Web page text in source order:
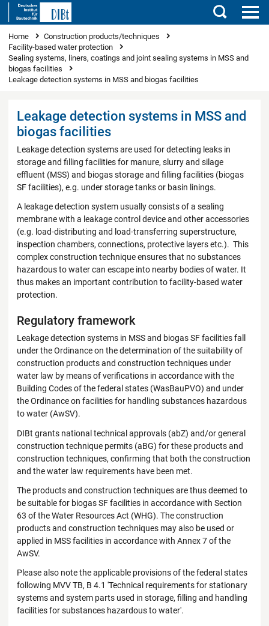
Search
You are here
Home
Construction products/techniques
Facility-based water protection
Sealing systems, liners, coatings and joint sealing systems in MSS and
biogas facilities
Leakage detection systems in MSS and biogas facilities
Leakage detection systems in MSS and
biogas facilities
Leakage detection systems are used for detecting leaks in
storage and filling facilities for manure, slurry and silage
effluent (MSS) and biogas storage and filling facilities (biogas
SF facilities), e.g. under storage tanks or basin linings.
A leakage detection system usually consists of a sealing
membrane with a leakage control device and other accessories
(e.g. load-distributing and load-transferring superstructure,
inspection chambers, connections, protective layers etc.). This
complex construction technique ensures that no substances
hazardous to water can escape into nearby bodies of water. It
thus makes an important contribution to facility-based water
protection.
Regulatory framework
Leakage detection systems in MSS and biogas SF facilities fall
under the Ordinance on the determination of the suitability of
construction products and construction techniques under
water law by means of verifications in accordance with the
Building Codes of the federal states (WasBauPVO) and under
the Ordinance on facilities for handling substances hazardous
to water (AwSV).
DIBt grants national technical approvals (abZ) and/or general
construction technique permits (aBG) for these products and
construction techniques, confirming that both the construction
and the water law requirements have been met.
The products and construction techniques are thus deemed to
be suitable for biogas SF facilities in accordance with Section
63 of the Water Resources Act (WHG). The construction
products and construction techniques may also be used or
applied in MSS facilities in accordance with Annex 7 of the
AwSV.
Please also note the applicable provisions of the federal states
following MVV TB, B 4.1 'Technical requirements for stationary
systems and system parts used in storage, filling and handling
facilities for substances hazardous to water'.